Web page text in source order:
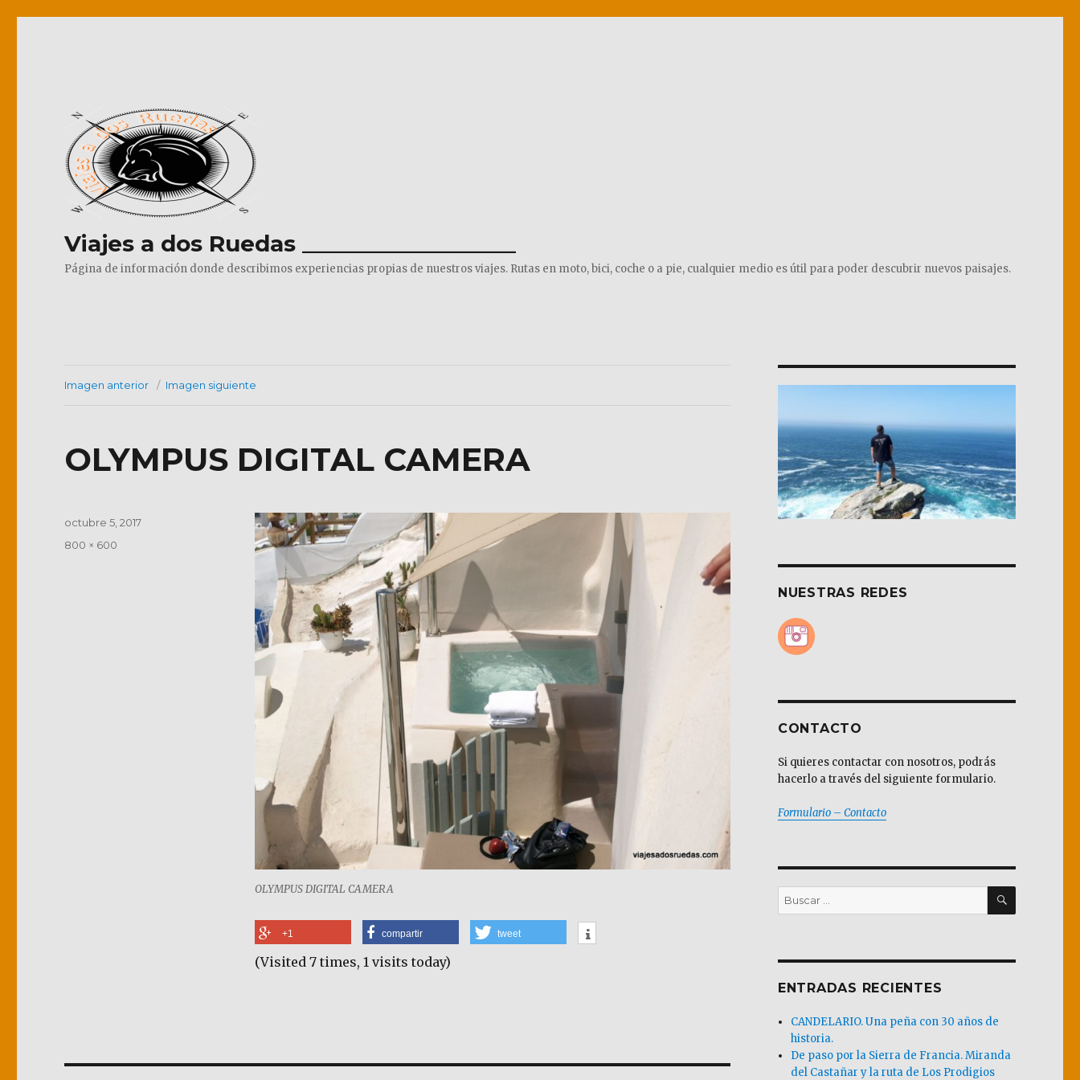
Viajes a dos Ruedas ___________________
Página de información donde describimos experiencias propias de nuestros viajes. Rutas en moto, bici, coche o a pie, cualquier medio es útil para poder descubrir nuevos paisajes.
Imagen anterior Imagen siguiente
OLYMPUS DIGITAL CAMERA
OLYMPUS DIGITAL CAMERA
+1 compartir tweet
(Visited 7 times, 1 visits today)
Publicado
octubre 5, 2017
Tamaño
800 × 600
NUESTRAS REDES
CONTACTO
Si quieres contactar con nosotros, podrás
hacerlo a través del siguiente formulario.
Formulario – Contacto
Buscar
por:
BUSCAR
ENTRADAS RECIENTES
CANDELARIO. Una peña con 30 años de
historia.
De paso por la Sierra de Francia. Miranda
del Castañar y la ruta de Los Prodigios